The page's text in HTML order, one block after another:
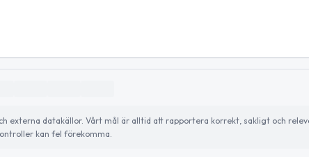
externa datakällor. Vårt mål är alltid att rapportera korrekt, sakligt och
kan fel förekomma.